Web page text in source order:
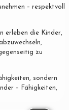
– respektvoll
erleben die Kinder,
zu
sondern
– Fähigkeiten,